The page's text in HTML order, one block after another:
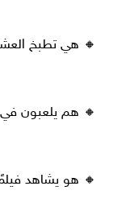
🔸 هي تطبخ
🔸 هم يلعبون في
🔸 هو يشاهد